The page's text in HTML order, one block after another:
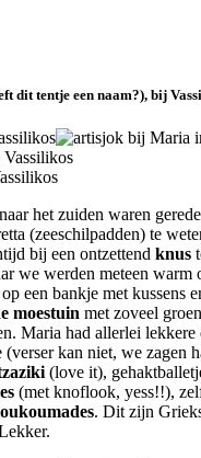
dit tentje een naam?), bij
het zuiden waren
(zeeschilpadden) te
bij een ontzettend knus
we werden meteen warm
een bankje met kussens
moestuin met zoveel
Maria had allerlei lekkere
(verser kan niet, we zagen
(love it),
(met knoflook, yess!!),
. Dit zijn